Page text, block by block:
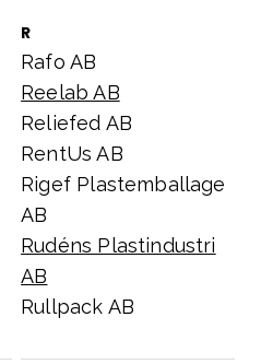
R
Rafo AB
Reelab AB
Reliefed AB
RentUs AB
Rigef Plastemballage
AB
Rudéns Plastindustri
AB
Rullpack AB